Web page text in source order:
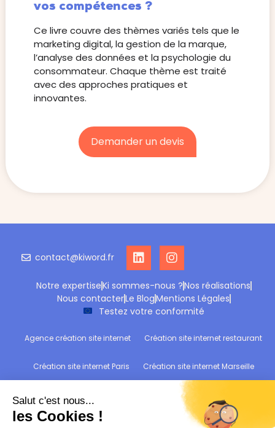
vos compétences ?
Ce livre couvre des thèmes variés tels que le
marketing digital, la gestion de la marque,
l’analyse des données et la psychologie du
consommateur. Chaque thème est traité
avec des approches pratiques et
innovantes.
Demander un devis
contact@kiword.fr
Notre expertiseKi sommes-nous ?Nos réalisations
Nous contacterLe BlogMentions Légales
Testez votre conformité
Agence création site internet Création site internet restaurant
Création site internet Paris Création site internet Marseille
Création site internet Reims Création site internet Wittelsheim